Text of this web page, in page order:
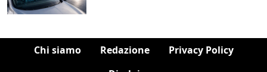
Chi siamo Redazione
Privacy Policy